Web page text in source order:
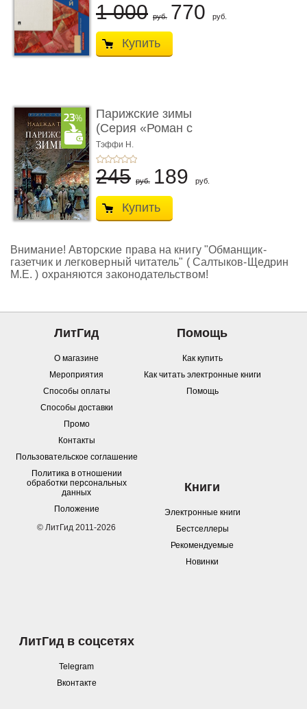
1 000 руб. 770 руб.
Купить
Парижские зимы
(Серия «Роман с
книгой»)
Тэффи Н.
245 руб. 189 руб.
Купить
Внимание! Авторские права на книгу "Обманщик-
газетчик и легковерный читатель" ( Салтыков-Щедрин
М.Е. ) охраняются законодательством!
ЛитГид
О магазине
Мероприятия
Способы оплаты
Способы доставки
Промо
Контакты
Пользовательское соглашение
Политика в отношении
обработки персональных
данных
Положение
© ЛитГид 2011-2026
Помощь
Как купить
Как читать электронные книги
Помощь
Книги
Электронные книги
Бестселлеры
Рекомендуемые
Новинки
ЛитГид в соцсетях
Telegram
Вконтакте